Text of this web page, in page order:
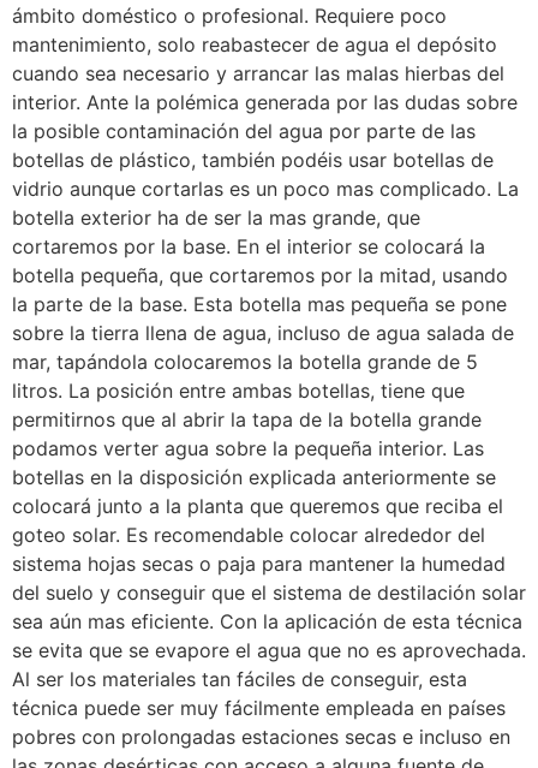
ámbito doméstico o profesional. Requiere poco
mantenimiento, solo reabastecer de agua el depósito
cuando sea necesario y arrancar las malas hierbas del
interior. Ante la polémica generada por las dudas sobre
la posible contaminación del agua por parte de las
botellas de plástico, también podéis usar botellas de
vidrio aunque cortarlas es un poco mas complicado. La
botella exterior ha de ser la mas grande, que
cortaremos por la base. En el interior se colocará la
botella pequeña, que cortaremos por la mitad, usando
la parte de la base. Esta botella mas pequeña se pone
sobre la tierra llena de agua, incluso de agua salada de
mar, tapándola colocaremos la botella grande de 5
litros. La posición entre ambas botellas, tiene que
permitirnos que al abrir la tapa de la botella grande
podamos verter agua sobre la pequeña interior. Las
botellas en la disposición explicada anteriormente se
colocará junto a la planta que queremos que reciba el
goteo solar. Es recomendable colocar alrededor del
sistema hojas secas o paja para mantener la humedad
del suelo y conseguir que el sistema de destilación solar
sea aún mas eficiente. Con la aplicación de esta técnica
se evita que se evapore el agua que no es aprovechada.
Al ser los materiales tan fáciles de conseguir, esta
técnica puede ser muy fácilmente empleada en países
pobres con prolongadas estaciones secas e incluso en